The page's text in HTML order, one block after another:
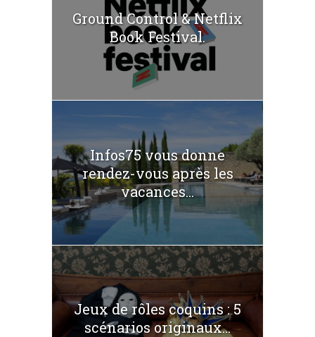
Ground Control & Netflix
Book Festival.
Infos75 vous donne
rendez-vous après les
vacances...
Jeux de rôles coquins : 5
scénarios originaux...